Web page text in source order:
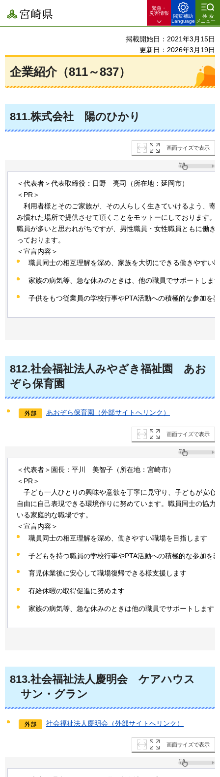
宮崎県
緊急・
災害情報
閲覧補助
Language
検索
メニュー
掲載開始日：2021年3月15日
更新日：2026年3月19日
企業紹介（811～837）
811.株式会社 陽のひかり
画面サイズで表示
＜代表者＞代表取締役：日野 亮司（所在地：延岡市）
＜PR＞
利用者様とそのご家族が、その人らしく生きていけるよう、寄
み慣れた場所で提供させて頂くことをモットーにしております。
職員が多いと思われがちですが、男性職員・女性職員ともに働き
っております。
＜宣言内容＞
職員同士の相互理解を深め、家族を大切にできる働きやすい
家族の病気等、急な休みのときは、他の職員でサポートしま
子供をもつ従業員の学校行事やPTA活動への積極的な参加を
812.社会福祉法人みやざき福祉園 あお
ぞら保育園
あおぞら保育園（外部サイトへリンク）
画面サイズで表示
＜代表者＞園長：平川 美智子（所在地：宮崎市）
＜PR＞
子ども一人ひとりの興味や意欲を丁寧に見守り、子どもが安心
自由に自己表現できる環境作りに努めています。職員同士の協力
いる家庭的な職場です。
＜宣言内容＞
職員同士の相互理解を深め、働きやすい職場を目指します
子どもを持つ職員の学校行事やPTA活動への積極的な参加を
育児休業後に安心して職場復帰できる様支援します
有給休暇の取得促進に努めます
家族の病気等、急な休みのときは他の職員でサポートします
813.社会福祉法人慶明会 ケアハウス
サン・グラン
社会福祉法人慶明会（外部サイトへリンク）
画面サイズで表示